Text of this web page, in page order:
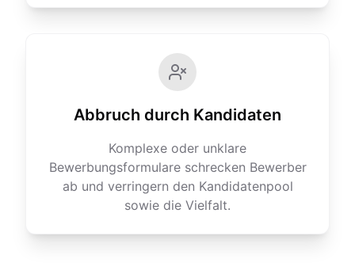
Abbruch durch Kandidaten
Komplexe oder unklare
Bewerbungsformulare schrecken Bewerber
ab und verringern den Kandidatenpool
sowie die Vielfalt.